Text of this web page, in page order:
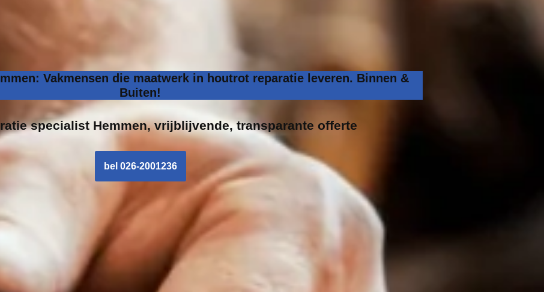
Vakmensen die maatwerk in houtrot reparatie leveren. Binnen &
Buiten!
specialist Hemmen, vrijblijvende, transparante offerte
bel 026-2001236